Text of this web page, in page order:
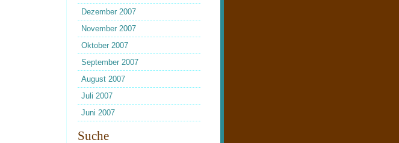
Dezember 2007
November 2007
Oktober 2007
September 2007
August 2007
Juli 2007
Juni 2007
Suche